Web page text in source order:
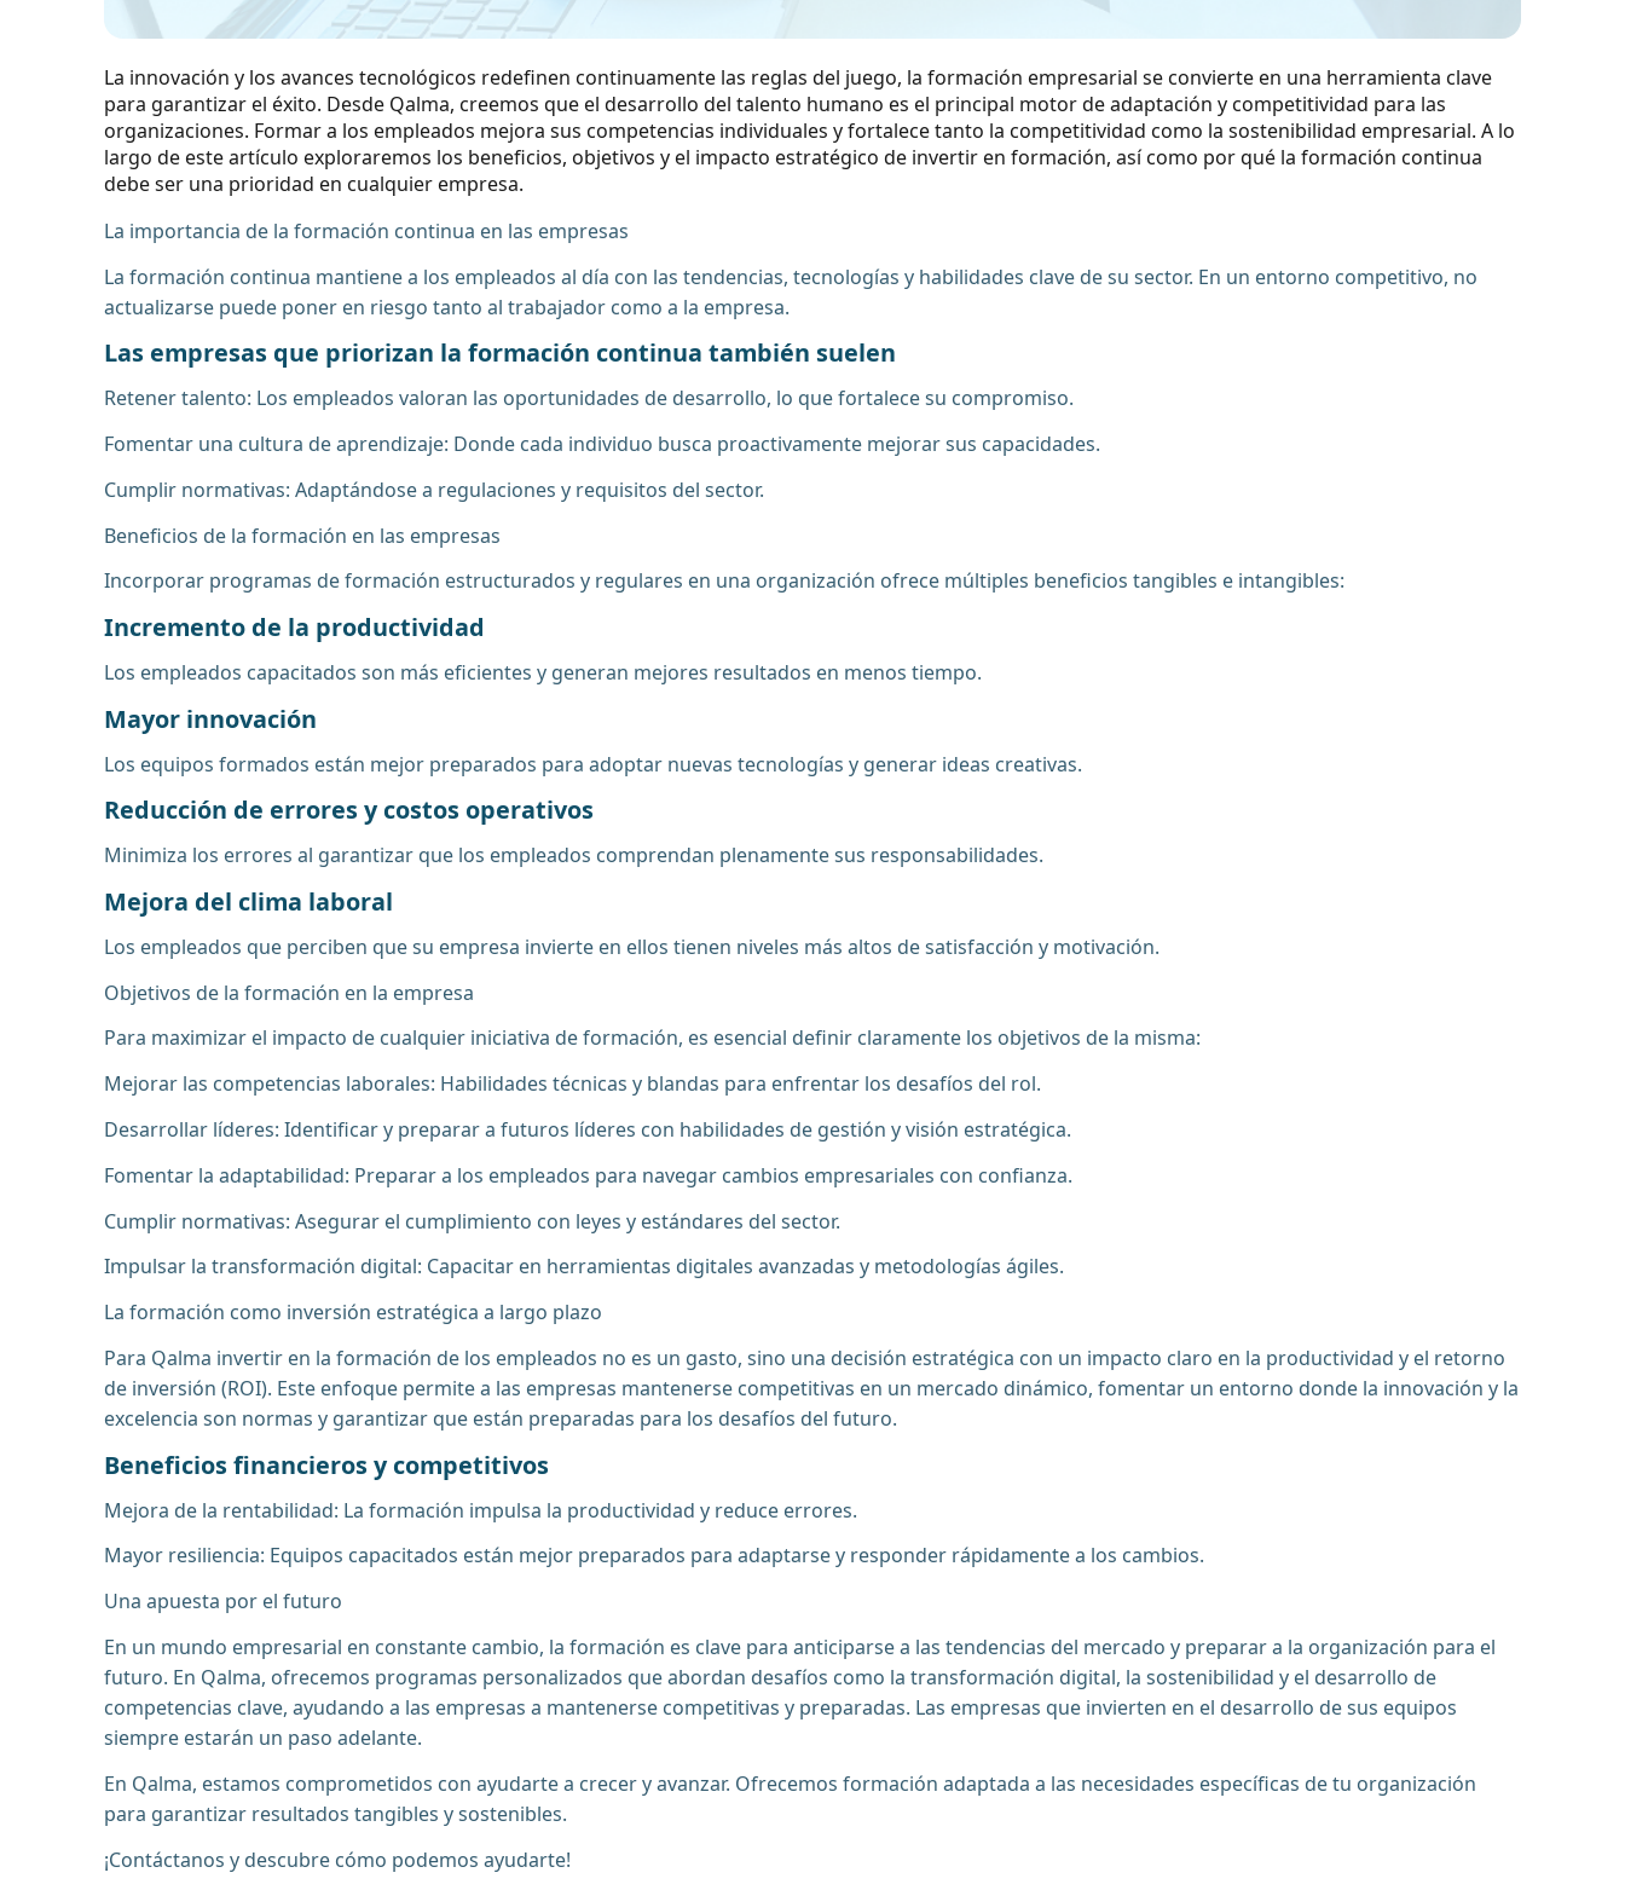
La innovación y los avances tecnológicos redefinen continuamente las reglas del juego, la formación empresarial se convierte en una herramienta clave
para garantizar el éxito. Desde Qalma, creemos que el desarrollo del talento humano es el principal motor de adaptación y competitividad para las
organizaciones. Formar a los empleados mejora sus competencias individuales y fortalece tanto la competitividad como la sostenibilidad empresarial. A lo
largo de este artículo exploraremos los beneficios, objetivos y el impacto estratégico de invertir en formación, así como por qué la formación continua
debe ser una prioridad en cualquier empresa.
La importancia de la formación continua en las empresas
La formación continua mantiene a los empleados al día con las tendencias, tecnologías y habilidades clave de su sector. En un entorno competitivo, no
actualizarse puede poner en riesgo tanto al trabajador como a la empresa.
Las empresas que priorizan la formación continua también suelen
Retener talento: Los empleados valoran las oportunidades de desarrollo, lo que fortalece su compromiso.
Fomentar una cultura de aprendizaje: Donde cada individuo busca proactivamente mejorar sus capacidades.
Cumplir normativas: Adaptándose a regulaciones y requisitos del sector.
Beneficios de la formación en las empresas
Incorporar programas de formación estructurados y regulares en una organización ofrece múltiples beneficios tangibles e intangibles:
Incremento de la productividad
Los empleados capacitados son más eficientes y generan mejores resultados en menos tiempo.
Mayor innovación
Los equipos formados están mejor preparados para adoptar nuevas tecnologías y generar ideas creativas.
Reducción de errores y costos operativos
Minimiza los errores al garantizar que los empleados comprendan plenamente sus responsabilidades.
Mejora del clima laboral
Los empleados que perciben que su empresa invierte en ellos tienen niveles más altos de satisfacción y motivación.
Objetivos de la formación en la empresa
Para maximizar el impacto de cualquier iniciativa de formación, es esencial definir claramente los objetivos de la misma:
Mejorar las competencias laborales: Habilidades técnicas y blandas para enfrentar los desafíos del rol.
Desarrollar líderes: Identificar y preparar a futuros líderes con habilidades de gestión y visión estratégica.
Fomentar la adaptabilidad: Preparar a los empleados para navegar cambios empresariales con confianza.
Cumplir normativas: Asegurar el cumplimiento con leyes y estándares del sector.
Impulsar la transformación digital: Capacitar en herramientas digitales avanzadas y metodologías ágiles.
La formación como inversión estratégica a largo plazo
Para Qalma invertir en la formación de los empleados no es un gasto, sino una decisión estratégica con un impacto claro en la productividad y el retorno
de inversión (ROI). Este enfoque permite a las empresas mantenerse competitivas en un mercado dinámico, fomentar un entorno donde la innovación y la
excelencia son normas y garantizar que están preparadas para los desafíos del futuro.
Beneficios financieros y competitivos
Mejora de la rentabilidad: La formación impulsa la productividad y reduce errores.
Mayor resiliencia: Equipos capacitados están mejor preparados para adaptarse y responder rápidamente a los cambios.
Una apuesta por el futuro
En un mundo empresarial en constante cambio, la formación es clave para anticiparse a las tendencias del mercado y preparar a la organización para el
futuro. En Qalma, ofrecemos programas personalizados que abordan desafíos como la transformación digital, la sostenibilidad y el desarrollo de
competencias clave, ayudando a las empresas a mantenerse competitivas y preparadas. Las empresas que invierten en el desarrollo de sus equipos
siempre estarán un paso adelante.
En Qalma, estamos comprometidos con ayudarte a crecer y avanzar. Ofrecemos formación adaptada a las necesidades específicas de tu organización
para garantizar resultados tangibles y sostenibles.
¡Contáctanos y descubre cómo podemos ayudarte!